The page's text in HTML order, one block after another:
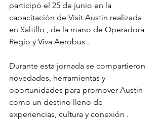
participó el 25 de junio en la
capacitación de Visit Austin realizada
en Saltillo , de la mano de Operadora
Regio y Viva Aerobus .
Durante esta jornada se compartieron
novedades, herramientas y
oportunidades para promover Austin
como un destino lleno de
experiencias, cultura y conexión .